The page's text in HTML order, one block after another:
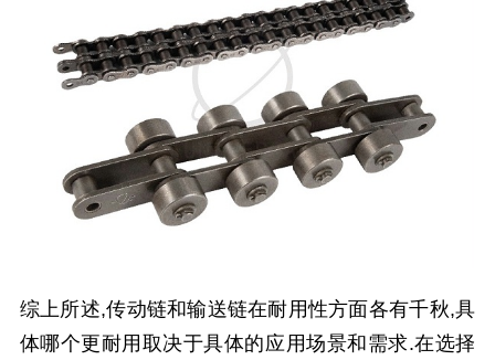
综上所述,传动链和输送链在耐用性方面各有千秋,具
体哪个更耐用取决于具体的应用场景和需求.在选择